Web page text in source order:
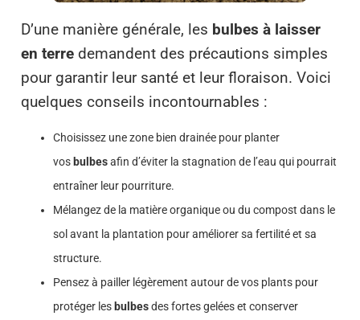
D’une manière générale, les bulbes à laisser
en terre demandent des précautions simples
pour garantir leur santé et leur floraison. Voici
quelques conseils incontournables :
Choisissez une zone bien drainée pour planter
vos bulbesafin d’éviter la stagnation de l’eau qui pourrait
entraîner leur pourriture.
Mélangez de la matière organique ou du compost dans le
sol avant la plantation pour améliorer sa fertilité et sa
structure.
Pensez à pailler légèrement autour de vos plants pour
protéger les bulbesdes fortes gelées et conserver